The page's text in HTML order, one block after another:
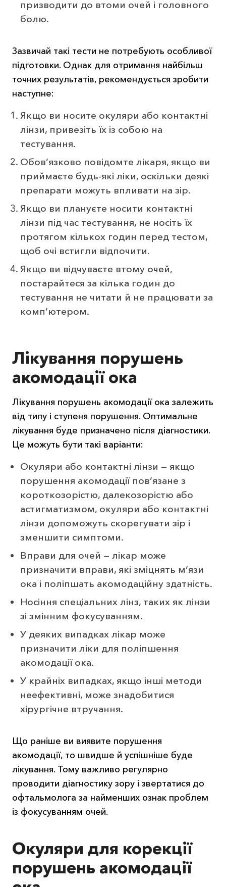
призводити до втоми очей і головного
болю.
Зазвичай такі тести не потребують особливої
підготовки. Однак для отримання найбільш
точних результатів, рекомендується зробити
наступне:
Якщо ви носите окуляри або контактні
лінзи, привезіть їх із собою на
тестування.
Обов’язково повідомте лікаря, якщо ви
приймаєте будь-які ліки, оскільки деякі
препарати можуть впливати на зір.
Якщо ви плануєте носити контактні
лінзи під час тестування, не носіть їх
протягом кількох годин перед тестом,
щоб очі встигли відпочити.
Якщо ви відчуваєте втому очей,
постарайтеся за кілька годин до
тестування не читати й не працювати за
комп’ютером.
Лікування порушень
акомодації ока
Лікування порушень акомодації ока залежить
від типу і ступеня порушення. Оптимальне
лікування буде призначено після діагностики.
Це можуть бути такі варіанти:
Окуляри або контактні лінзи — якщо
порушення акомодації пов’язане з
короткозорістю, далекозорістю або
астигматизмом, окуляри або контактні
лінзи допоможуть скорегувати зір і
зменшити симптоми.
Вправи для очей — лікар може
призначити вправи, які зміцнять м’язи
ока і поліпшать акомодаційну здатність.
Носіння спеціальних лінз, таких як лінзи
зі змінним фокусуванням.
У деяких випадках лікар може
призначити ліки для поліпшення
акомодації ока.
У крайніх випадках, якщо інші методи
неефективні, може знадобитися
хірургічне втручання.
Що раніше ви виявите порушення
акомодації, то швидше й успішніше буде
лікування. Тому важливо регулярно
проводити діагностику зору і звертатися до
офтальмолога за найменших ознак проблем
із фокусуванням очей.
Окуляри для корекції
порушень акомодації